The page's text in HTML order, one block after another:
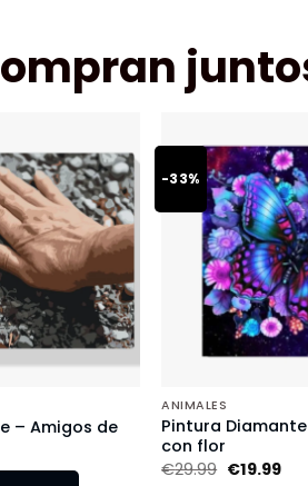
– Amigos de
-33%
ANIMALES
Pintura
con flor
€29.99 €19.99